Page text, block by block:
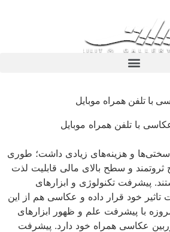
و هزینه‌های زیادی داشت؛ طوری
و سطح بالای مالی قابلیت لذت
پیشرفت تکنولوژی و ابزارهای
تاثیر خود قرار داده و عکاسی هم از این
با پیشرفت علم و ظهور ابزارهای
عکاسی همراه خود دارد. پیشرفت